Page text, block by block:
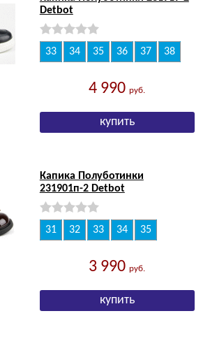
Detbot
33 34 35 36 37 38
4 990руб.
Капика Полуботинки
231901п-2 Detbot
31 32 33 34 35
3 990руб.